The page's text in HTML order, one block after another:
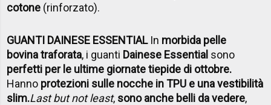
cotone (rinforzato).
GUANTI DAINESE ESSENTIAL In morbida pelle
bovina traforata, i guanti Dainese Essential sono
perfetti per le ultime giornate tiepide di ottobre.
Hanno protezioni sulle nocche in TPU e una vestibilità
slim.Last but not least, sono anche belli da vedere,